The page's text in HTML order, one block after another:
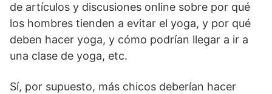
de artículos y discusiones online sobre por qué
los hombres tienden a evitar el yoga, y por qué
deben hacer yoga, y cómo podrían llegar a ir a
una clase de yoga, etc.
Sí, por supuesto, más chicos deberían hacer